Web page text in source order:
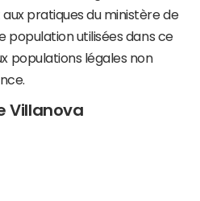
pratiques du ministère de
population utilisées dans ce
populations légales non
Villanova